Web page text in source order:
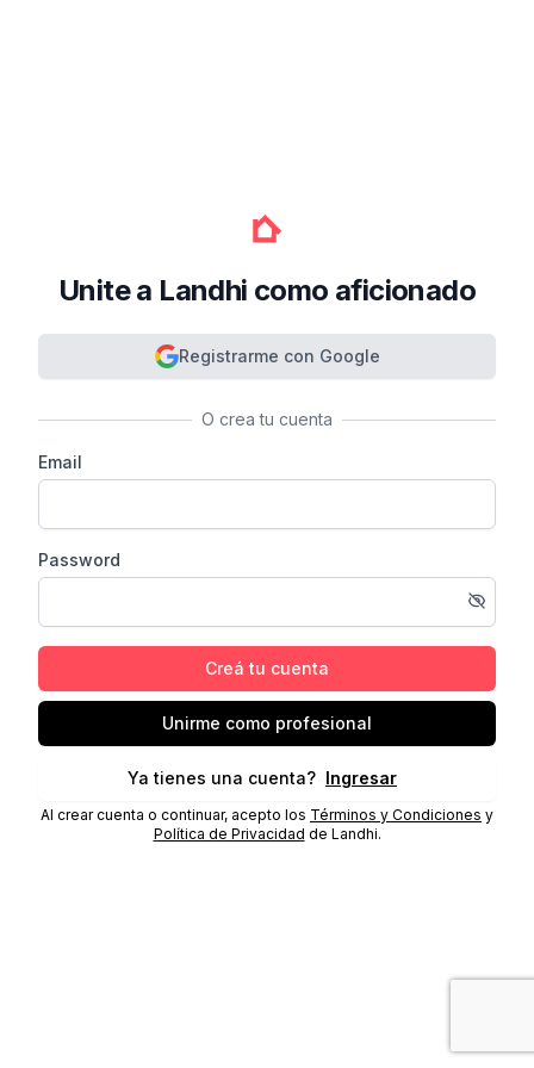
Unite a Landhi como aficionado
Registrarme con Google
O crea tu cuenta
Email
Password
Creá tu cuenta
Unirme como profesional
Ya tienes una cuenta? Ingresar
Al crear cuenta o continuar, acepto los Términos y Condiciones y
Política de Privacidad de Landhi.